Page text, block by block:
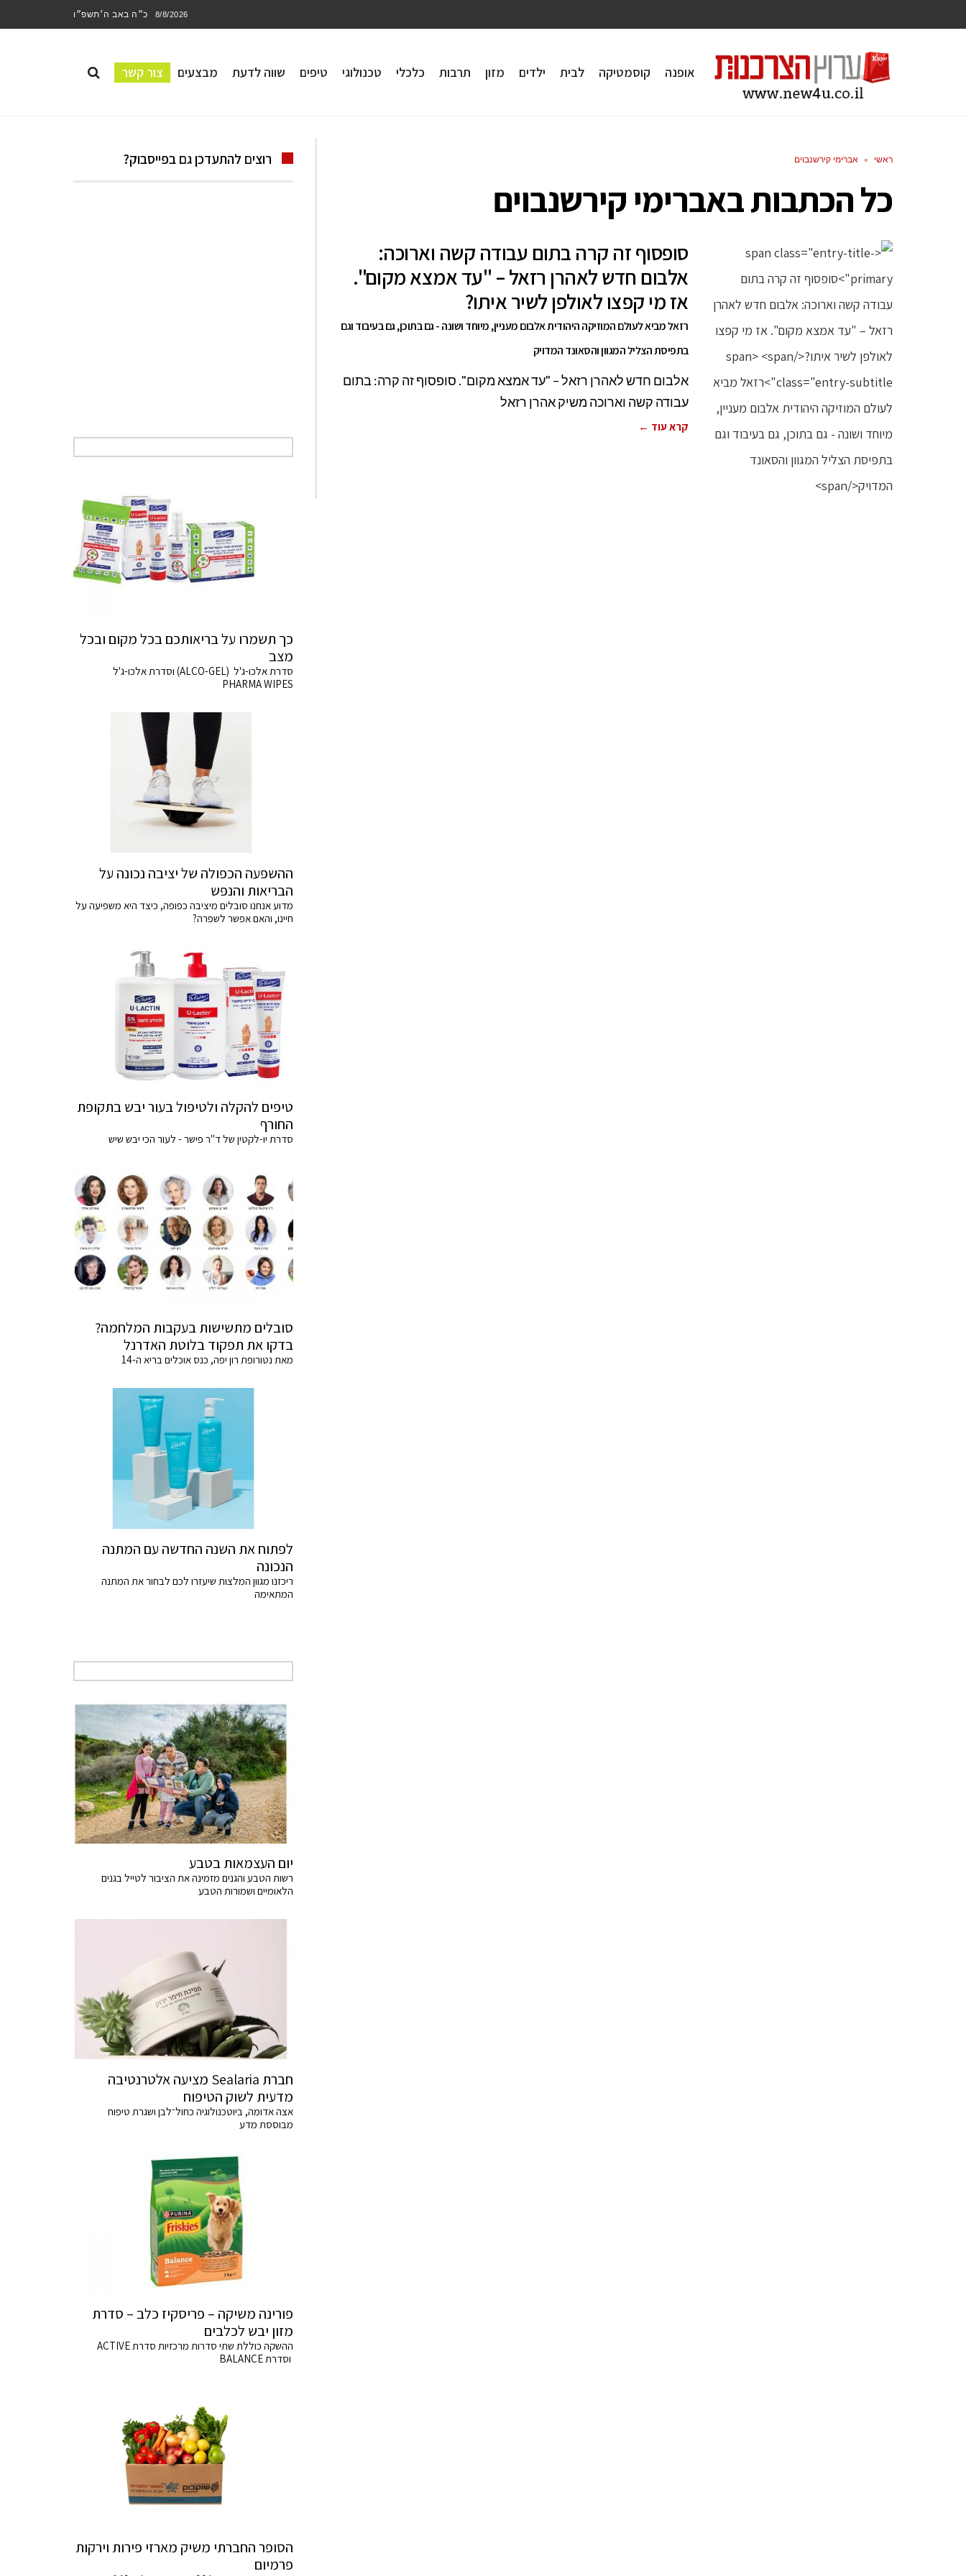
8/8/2026 כ״ה באב ה׳תשפ״ו
אופנה קוסמטיקה לבית ילדים מזון תרבות כלכלי טכנולוגי טיפים שווה לדעת מבצעים צור קשר
ראשי » אברימי קירשנבוים
כל הכתבות באברימי קירשנבוים
סופסוף זה קרה בתום עבודה קשה וארוכה:
אלבום חדש לאהרן רזאל – "עד אמצא מקום".
אז מי קפצו לאולפן לשיר איתו?
רזאל מביא לעולם המוזיקה היהודית אלבום מעניין, מיוחד ושונה - גם בתוכן, גם בעיבוד וגם
בתפיסת הצליל המגוון והסאונד המדויק
אלבום חדש לאהרן רזאל – "עד אמצא מקום". סופסוף זה קרה: בתום
עבודה קשה וארוכה משיק אהרן רזאל
קרא עוד ←
רוצים להתעדכן גם בפייסבוק?
כך תשמרו על בריאותכם בכל מקום ובכל
מצב
סדרת אלכו-ג'ל (ALCO-GEL) וסדרת אלכו-ג'ל
PHARMA WIPES
ההשפעה הכפולה של יציבה נכונה על
הבריאות והנפש
מדוע אנחנו סובלים מיציבה כפופה, כיצד היא משפיעה על
חיינו, והאם אפשר לשפרה?
טיפים להקלה ולטיפול בעור יבש בתקופת
החורף
סדרת יו-לקטין של ד"ר פישר - לעור הכי יבש שיש
סובלים מתשישות בעקבות המלחמה?
בדקו את תפקוד בלוטת האדרנל
מאת נטורופת רון יפה, כנס אוכלים בריא ה-14
לפתוח את השנה החדשה עם המתנה
הנכונה
ריכזנו מגוון המלצות שיעזרו לכם לבחור את המתנה
המתאימה
יום העצמאות בטבע
רשות הטבע והגנים מזמינה את הציבור לטייל בגנים
הלאומיים ושמורות הטבע
חברת Sealaria מציעה אלטרנטיבה
מדעית לשוק הטיפוח
אצה אדומה, ביוטכנולוגיה כחול־לבן ושגרת טיפוח
מבוססת מדע
פורינה משיקה – פריסקיז כלב – סדרת
מזון יבש לכלבים
ההשקה כוללת שתי סדרות מרכזיות סדרת ACTIVE
וסדרת BALANCE
הסופר החברתי משיק מארזי פירות וירקות
פרמיום